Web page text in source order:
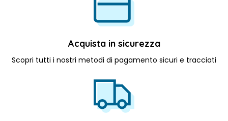
Acquista in sicurezza
Scopri tutti i nostri metodi di pagamento sicuri e tracciati